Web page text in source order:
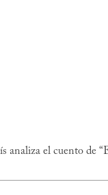
analiza el cuento de